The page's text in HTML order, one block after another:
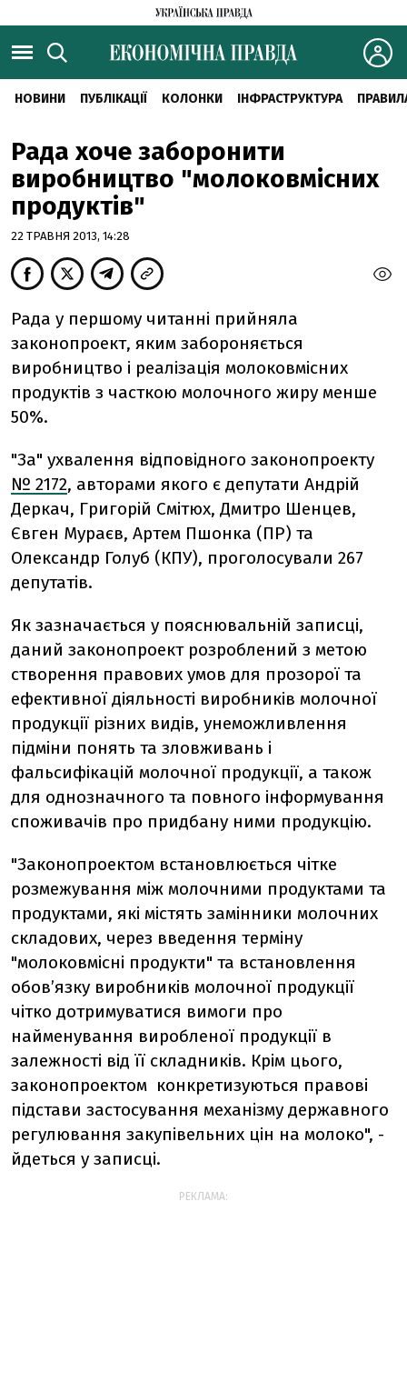
НОВИНИ ПУБЛІКАЦІЇ КОЛОНКИ ІНФРАСТРУКТУРА
Рада хоче заборонити
виробництво "молоковмісних
продуктів"
22 ТРАВНЯ 2013, 14:28
Рада у першому читанні прийняла
законопроект, яким забороняється
виробництво і реалізація молоковмісних
продуктів з часткою молочного жиру менше
50%.
"За" ухвалення відповідного законопроекту
№ 2172, авторами якого є депутати Андрій
Деркач, Григорій Смітюх, Дмитро Шенцев,
Євген Мураєв, Артем Пшонка (ПР) та
Олександр Голуб (КПУ), проголосували 267
депутатів.
Як зазначається у пояснювальній записці,
даний законопроект розроблений з метою
створення правових умов для прозорої та
ефективної діяльності виробників молочної
продукції різних видів, унеможливлення
підміни понять та зловживань і
фальсифікацій молочної продукції, а також
для однозначного та повного інформування
споживачів про придбану ними продукцію.
"Законопроектом встановлюється чітке
розмежування між молочними продуктами та
продуктами, які містять замінники молочних
складових, через введення терміну
"молоковмісні продукти" та встановлення
обов’язку виробників молочної продукції
чітко дотримуватися вимоги про
найменування виробленої продукції в
залежності від її складників. Крім цього,
законопроектом конкретизуються правові
підстави застосування механізму державного
регулювання закупівельних цін на молоко", -
йдеться у записці.
РЕКЛАМА: